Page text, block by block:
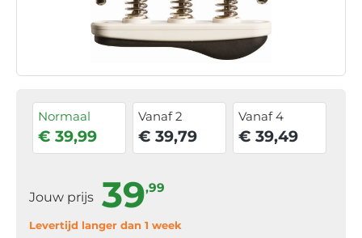
Normaal
€ 39,99
Vanaf 2
€ 39,79
Vanaf 4
€ 39,49
Jouw prijs 39,99
Levertijd langer dan 1 week